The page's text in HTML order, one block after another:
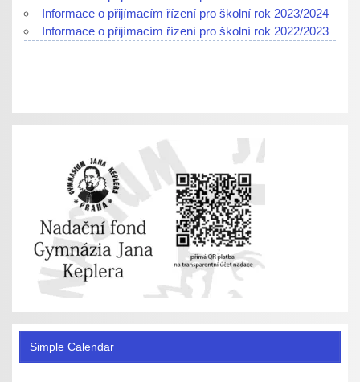
Informace o přijímacím řízení pro školní rok 2023/2024
Informace o přijímacím řízení pro školní rok 2022/2023
Simple Calendar